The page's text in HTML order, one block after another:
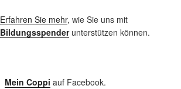
Erfahren Sie mehr, wie Sie uns mit
Bildungsspenderunterstützen können.
Mein Coppi auf Facebook.